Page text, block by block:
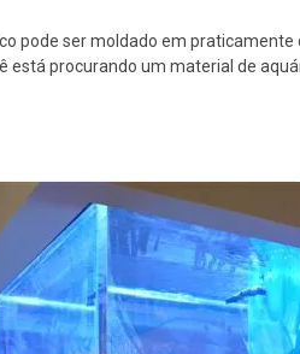
pode ser moldado em
está procurando um material de